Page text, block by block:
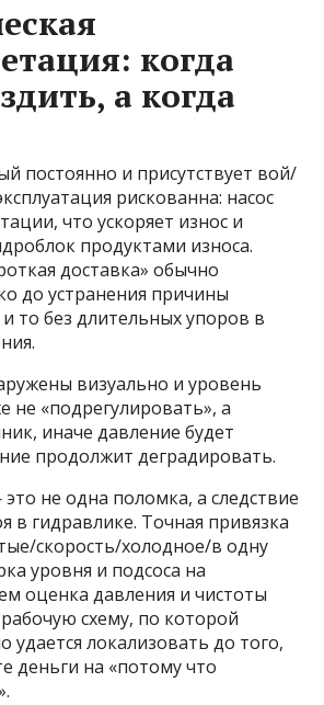
когда
а когда
постоянно и присутствует вой/
рискованна: насос
что ускоряет износ и
продуктами износа.
доставка» обычно
до устранения причины
то без длительных упоров в
визуально и уровень
не «подрегулировать», а
иначе давление будет
продолжит деградировать.
не одна поломка, а следствие
в гидравлике. Точная привязка
скорость/холодное/в одну
уровня и подсоса на
оценка давления и чистоты
схему, по которой
удается локализовать до того,
деньги на «потому что